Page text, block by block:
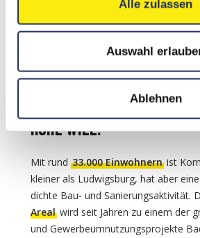
Alle zulassen
Auswahl
Ablehnen
25 m
KORNWESTHEIM — WO
HÖHE WILL.
Mit rund 33.000 Einwohnern ist
kleiner als Ludwigsburg, hat aber
dichte Bau- und Sanierungsaktivität.
Areal wird seit Jahren zu einem der
und Gewerbeumnutzungsprojekte